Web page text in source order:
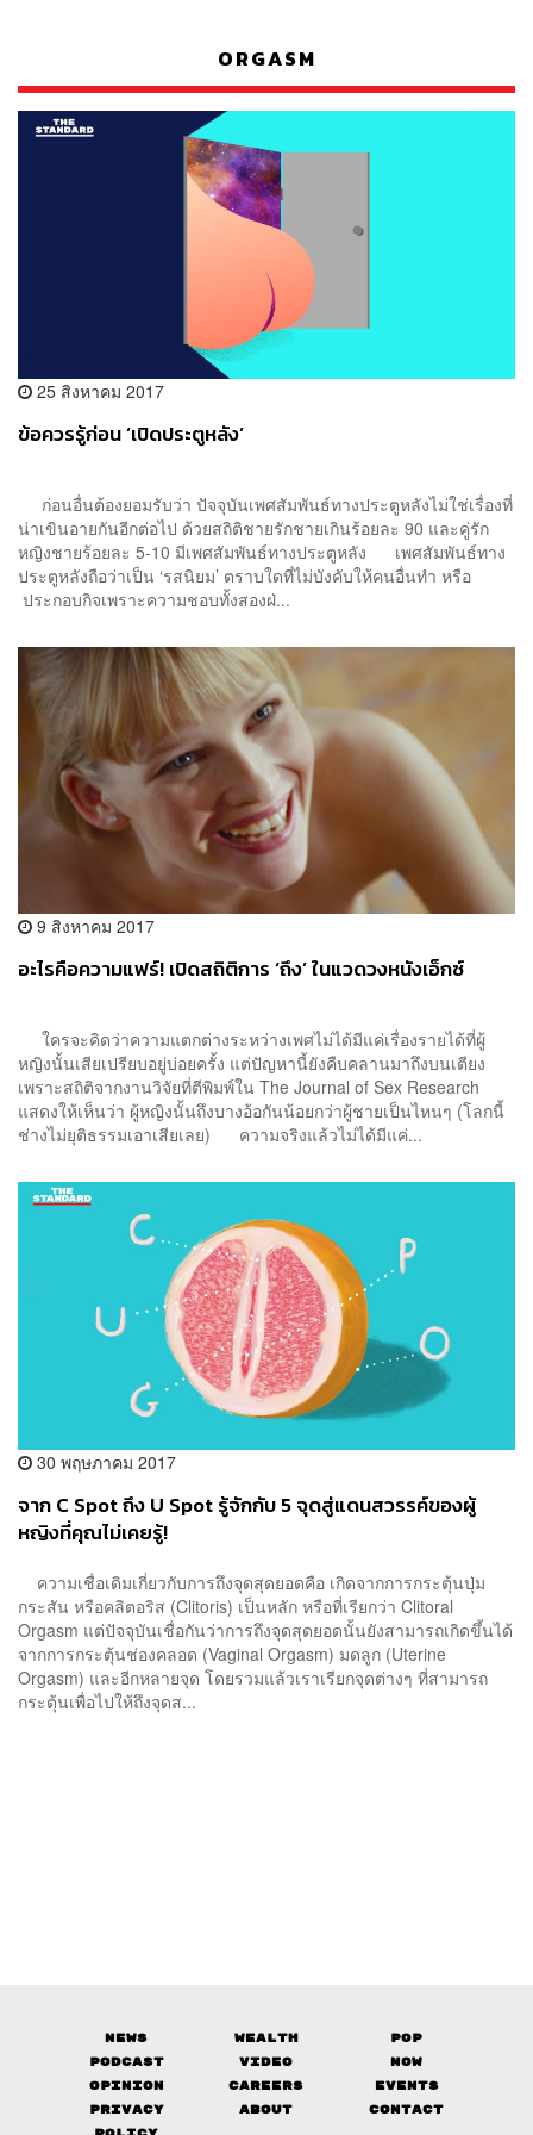
ORGASM
25 สิงหาคม 2017
ข้อควรรู้ก่อน ‘เปิดประตูหลัง’
ก่อนอื่นต้องยอมรับว่า ปัจจุบันเพศสัมพันธ์ทางประตูหลังไม่ใช่เรื่องที่
น่าเขินอายกันอีกต่อไป ด้วยสถิติชายรักชายเกินร้อยละ 90 และคู่รัก
หญิงชายร้อยละ 5-10 มีเพศสัมพันธ์ทางประตูหลัง เพศสัมพันธ์ทาง
ประตูหลังถือว่าเป็น ‘รสนิยม’ ตราบใดที่ไม่บังคับให้คนอื่นทำ หรือ
ประกอบกิจเพราะความชอบทั้งสองฝ่...
9 สิงหาคม 2017
อะไรคือความแฟร์! เปิดสถิติการ ‘ถึง’ ในแวดวงหนังเอ็กซ์
ใครจะคิดว่าความแตกต่างระหว่างเพศไม่ได้มีแค่เรื่องรายได้ที่ผู้
หญิงนั้นเสียเปรียบอยู่บ่อยครั้ง แต่ปัญหานี้ยังคืบคลานมาถึงบนเตียง
เพราะสถิติจากงานวิจัยที่ตีพิมพ์ใน The Journal of Sex Research
แสดงให้เห็นว่า ผู้หญิงนั้นถึงบางอ้อกันน้อยกว่าผู้ชายเป็นไหนๆ (โลกนี้
ช่างไม่ยุติธรรมเอาเสียเลย) ความจริงแล้วไม่ได้มีแค่...
30 พฤษภาคม 2017
จาก C Spot ถึง U Spot รู้จักกับ 5 จุดสู่แดนสวรรค์ของผู้
หญิงที่คุณไม่เคยรู้!
ความเชื่อเดิมเกี่ยวกับการถึงจุดสุดยอดคือ เกิดจากการกระตุ้นปุ่ม
กระสัน หรือคลิตอริส (Clitoris) เป็นหลัก หรือที่เรียกว่า Clitoral
Orgasm แต่ปัจจุบันเชื่อกันว่าการถึงจุดสุดยอดนั้นยังสามารถเกิดขึ้นได้
จากการกระตุ้นช่องคลอด (Vaginal Orgasm) มดลูก (Uterine
Orgasm) และอีกหลายจุด โดยรวมแล้วเราเรียกจุดต่างๆ ที่สามารถ
กระตุ้นเพื่อไปให้ถึงจุดส...
News Wealth
Pop
Podcast
Video
Now
Opinion
Careers
Events
Privacy
About Contact